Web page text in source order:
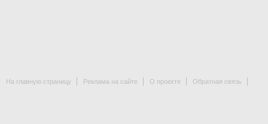
На главную страницу Реклама на сайте О проекте Обратная связь